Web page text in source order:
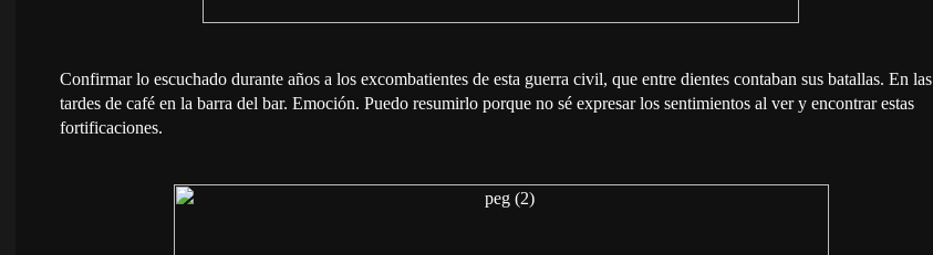
Confirmar lo escuchado durante años a los excombatientes de esta guerra civil, que entre dientes contaban sus batallas. En las
tardes de café en la barra del bar. Emoción. Puedo resumirlo porque no sé expresar los sentimientos al ver y encontrar estas
fortificaciones.